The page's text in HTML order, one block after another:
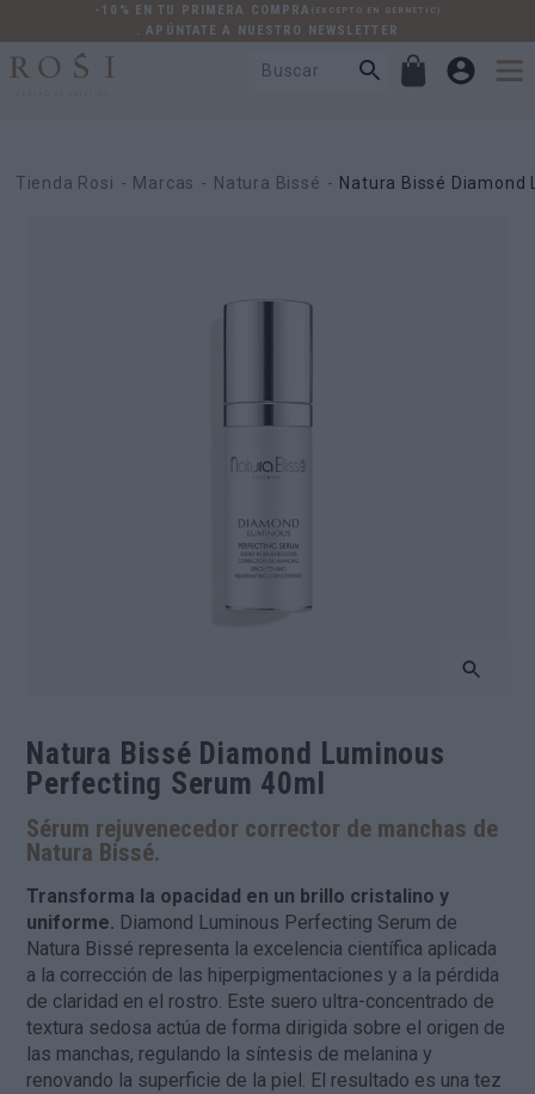
-10% EN TU PRIMERA COMPRA (EXCEPTO EN GERNETIC)
. APÚNTATE A NUESTRO NEWSLETTER
Tienda Rosi Marcas Natura Bissé Natura Bissé
Natura Bissé Diamond Luminous
Perfecting Serum 40ml
Sérum rejuvenecedor corrector de manchas de
Natura Bissé.
Transforma la opacidad en un brillo cristalino y
uniforme. Diamond Luminous Perfecting Serum de
Natura Bissé representa la excelencia científica aplicada
a la corrección de las hiperpigmentaciones y a la pérdida
de claridad en el rostro. Este suero ultra-concentrado de
textura sedosa actúa de forma dirigida sobre el origen de
las manchas, regulando la síntesis de melanina y
renovando la superficie de la piel. El resultado es una tez